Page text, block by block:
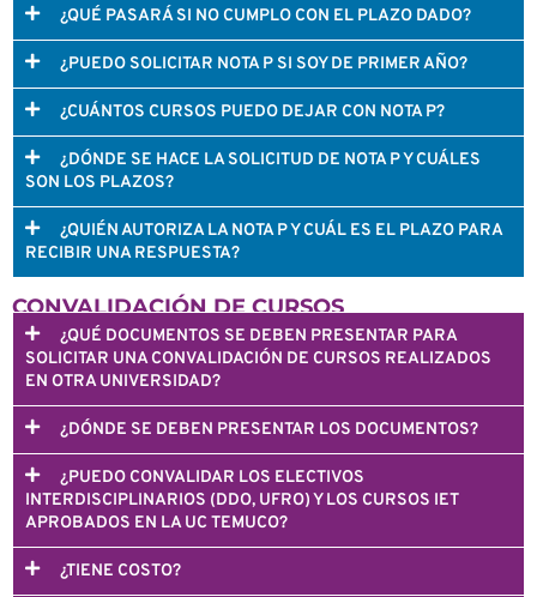
¿QUÉ PASARÁ SI NO CUMPLO CON EL PLAZO DADO?
¿PUEDO SOLICITAR NOTA P SI SOY DE PRIMER AÑO?
¿CUÁNTOS CURSOS PUEDO DEJAR CON NOTA P?
¿DÓNDE SE HACE LA SOLICITUD DE NOTA P Y CUÁLES
SON LOS PLAZOS?
¿QUIÉN AUTORIZA LA NOTA P Y CUÁL ES EL PLAZO PARA
RECIBIR UNA RESPUESTA?
CONVALIDACIÓN DE CURSOS
¿QUÉ DOCUMENTOS SE DEBEN PRESENTAR PARA
SOLICITAR UNA CONVALIDACIÓN DE CURSOS REALIZADOS
EN OTRA UNIVERSIDAD?
¿DÓNDE SE DEBEN PRESENTAR LOS DOCUMENTOS?
¿PUEDO CONVALIDAR LOS ELECTIVOS
INTERDISCIPLINARIOS (DDO, UFRO) Y LOS CURSOS IET
APROBADOS EN LA UC TEMUCO?
¿TIENE COSTO?